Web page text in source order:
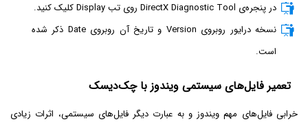
در پنجره‌ی DirectX Diagnostic Tool روی تب Display کلیک کنید.
نسخه درایور روبروی Version و تاریخ آن روبروی Date ذکر شده
است.
تعمیر فایل‌های سیستمی ویندوز با چک‌دیسک
خرابی فایل‌های مهم ویندوز و به عبارت دیگر فایل‌های سیستمی، اثرات زیادی